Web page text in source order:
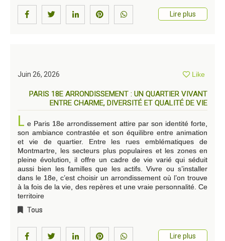
Lire plus
Juin 26, 2026 Like
PARIS 18E ARRONDISSEMENT : UN QUARTIER VIVANT
ENTRE CHARME, DIVERSITÉ ET QUALITÉ DE VIE
L e Paris 18e arrondissement attire par son identité forte,
son ambiance contrastée et son équilibre entre animation
et vie de quartier. Entre les rues emblématiques de
Montmartre, les secteurs plus populaires et les zones en
pleine évolution, il offre un cadre de vie varié qui séduit
aussi bien les familles que les actifs. Vivre ou s’installer
dans le 18e, c’est choisir un arrondissement où l’on trouve
à la fois de la vie, des repères et une vraie personnalité. Ce
territoire
Tous
Lire plus